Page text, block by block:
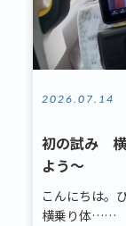
2026.07.14
初の試み 横
よう～
こんにちは。
横乗り体……